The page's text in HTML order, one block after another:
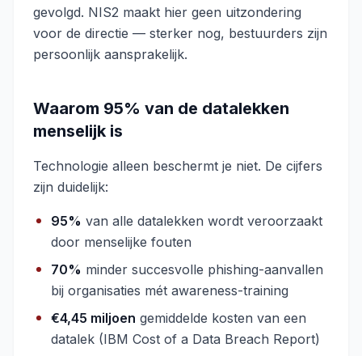
gevolgd. NIS2 maakt hier geen uitzondering
voor de directie — sterker nog, bestuurders zijn
persoonlijk aansprakelijk.
Waarom 95% van de datalekken
menselijk is
Technologie alleen beschermt je niet. De cijfers
zijn duidelijk:
95% van alle datalekken wordt veroorzaakt
door menselijke fouten
70% minder succesvolle phishing-aanvallen
bij organisaties mét awareness-training
€4,45 miljoen gemiddelde kosten van een
datalek (IBM Cost of a Data Breach Report)